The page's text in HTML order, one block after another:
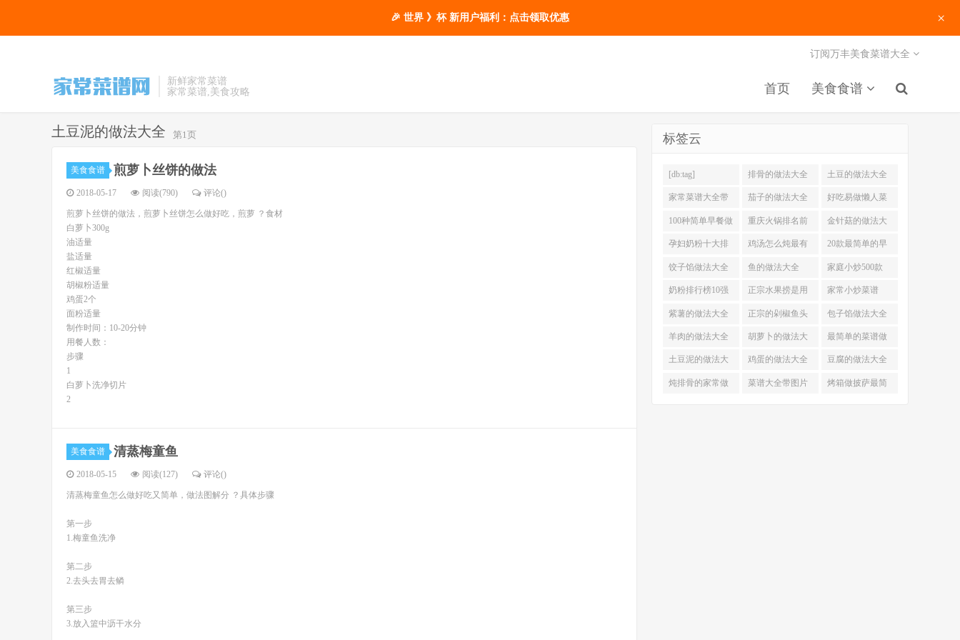
新鲜家常菜谱
家常菜谱,美食攻略
首页 美食食谱
订阅万丰美食菜谱大全
土豆泥的做法大全 第1页
美食食谱 煎萝卜丝饼的做法
2018-05-17 阅读(790) 评论()
煎萝卜丝饼的做法，煎萝卜丝饼怎么做好吃，煎萝 ？食材
白萝卜300g
油适量
盐适量
红椒适量
胡椒粉适量
鸡蛋2个
面粉适量
制作时间：10-20分钟
用餐人数：
步骤
1
白萝卜洗净切片
2
美食食谱 清蒸梅童鱼
2018-05-15 阅读(127) 评论()
清蒸梅童鱼怎么做好吃又简单，做法图解分 ？具体步骤
第一步
1.梅童鱼洗净
第二步
2.去头去胃去鳞
第三步
3.放入篮中沥干水分
标签云
[db:tag] 排骨的做法大全 土豆的做法大全
家常菜谱大全带
图片
茄子的做法大全 好吃易做懒人菜
200例
100种简单早餐做
法大全
重庆火锅排名前
十强
金针菇的做法大
全
孕妇奶粉十大排
名
鸡汤怎么炖最有
营养
20款最简单的早
餐做法
饺子馅做法大全 鱼的做法大全 家庭小炒500款
奶粉排行榜10强 正宗水果捞是用
什么奶
家常小炒菜谱
1000大全
紫薯的做法大全 正宗的剁椒鱼头
的做法
包子馅做法大全
羊肉的做法大全 胡萝卜的做法大
全
最简单的菜谱做
法大全
土豆泥的做法大
全
鸡蛋的做法大全 豆腐的做法大全
炖排骨的家常做 菜谱大全带图片 烤箱做披萨最简
🎉 世界 》杯 新用户福利：点击领取优惠 ×